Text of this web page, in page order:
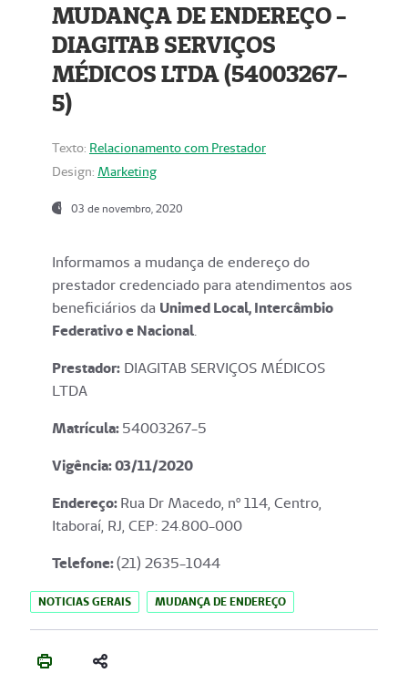
MUDANÇA DE ENDEREÇO -
DIAGITAB SERVIÇOS
MÉDICOS LTDA (54003267-
5)
Texto: Relacionamento com Prestador
Design: Marketing
03 de novembro, 2020
Informamos a mudança de endereço do
prestador credenciado para atendimentos aos
beneficiários da Unimed Local, Intercâmbio
Federativo e Nacional.
Prestador: DIAGITAB SERVIÇOS MÉDICOS
LTDA
Matrícula:54003267-5
Vigência: 03/11/2020
Endereço:Rua Dr Macedo, nº 114, Centro,
Itaboraí, RJ, CEP: 24.800-000
Telefone:(21) 2635-1044
NOTICIAS GERAIS MUDANÇA DE ENDEREÇO